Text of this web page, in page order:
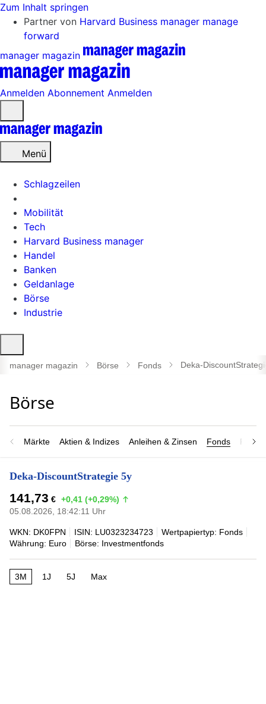
Zum Inhalt springen
Partner von Harvard Business manager manage
forward
manager magazin
Anmelden Abonnement Anmelden
öffnen
Menü
Schlagzeilen
Mobilität
Tech
Harvard Business manager
Handel
Banken
Geldanlage
Börse
Industrie
öffnen
manager magazin Börse Fonds Deka-
Märkte Aktien & Indizes Anleihen & Zinsen Fonds
Deka-DiscountStrategie 5y
141,73 € +0,41 (+0,29%)
05.08.2026, 18:42:11 Uhr
WKN: DK0FPN ISIN: LU0323234723
Wertpapiertyp: Fonds
Währung: Euro
Börse: Investmentfonds
3M 1J 5J Max